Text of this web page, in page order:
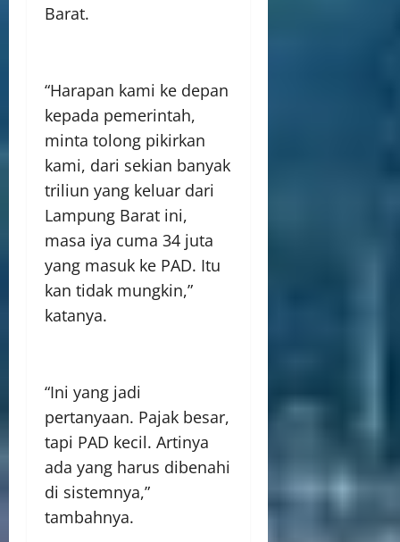
Barat.
“Harapan kami ke depan
kepada pemerintah,
minta tolong pikirkan
kami, dari sekian banyak
triliun yang keluar dari
Lampung Barat ini,
masa iya cuma 34 juta
yang masuk ke PAD. Itu
kan tidak mungkin,”
katanya.
“Ini yang jadi
pertanyaan. Pajak besar,
tapi PAD kecil. Artinya
ada yang harus dibenahi
di sistemnya,”
tambahnya.